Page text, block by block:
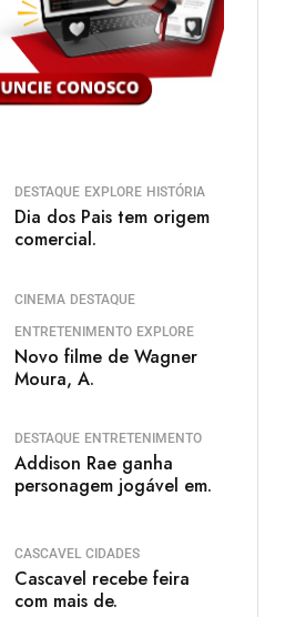
DESTAQUE EXPLORE HISTÓRIA
Dia dos Pais tem origem
comercial.
CINEMA DESTAQUE
ENTRETENIMENTO EXPLORE
Novo filme de Wagner
Moura, A.
DESTAQUE ENTRETENIMENTO
Addison Rae ganha
personagem jogável em.
CASCAVEL CIDADES
Cascavel recebe feira
com mais de.